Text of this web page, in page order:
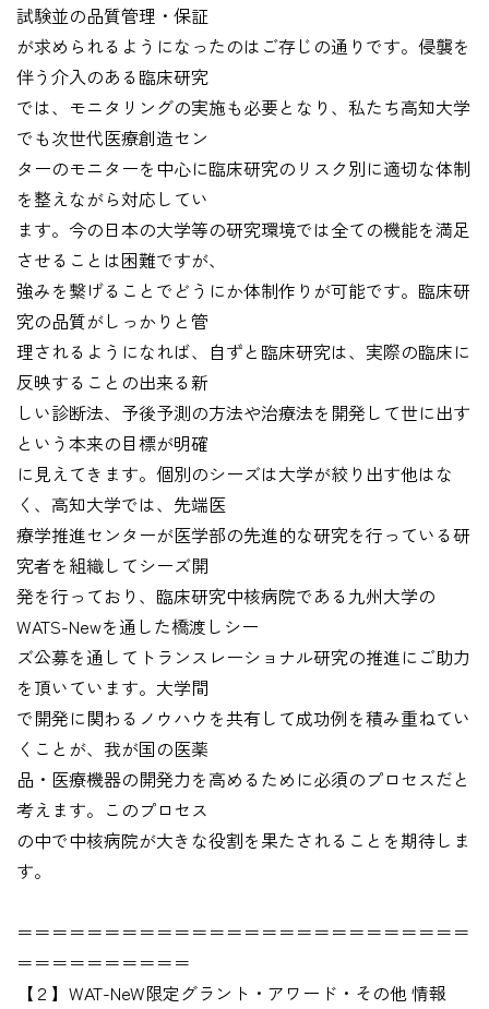
試験並の品質管理・保証
が求められるようになったのはご存じの通りです。侵襲を
伴う介入のある臨床研究
では、モニタリングの実施も必要となり、私たち高知大学
でも次世代医療創造セン
ターのモニターを中心に臨床研究のリスク別に適切な体制
を整えながら対応してい
ます。今の日本の大学等の研究環境では全ての機能を満足
させることは困難ですが、
強みを繋げることでどうにか体制作りが可能です。臨床研
究の品質がしっかりと管
理されるようになれば、自ずと臨床研究は、実際の臨床に
反映することの出来る新
しい診断法、予後予測の方法や治療法を開発して世に出す
という本来の目標が明確
に見えてきます。個別のシーズは大学が絞り出す他はな
く、高知大学では、先端医
療学推進センターが医学部の先進的な研究を行っている研
究者を組織してシーズ開
発を行っており、臨床研究中核病院である九州大学の
WATS-Newを通した橋渡しシー
ズ公募を通してトランスレーショナル研究の推進にご助力
を頂いています。大学間
で開発に関わるノウハウを共有して成功例を積み重ねてい
くことが、我が国の医薬
品・医療機器の開発力を高めるために必須のプロセスだと
考えます。このプロセス
の中で中核病院が大きな役割を果たされることを期待しま
す。
＝＝＝＝＝＝＝＝＝＝＝＝＝＝＝＝＝＝＝＝＝＝＝＝＝＝
＝＝＝＝＝＝＝＝＝＝
【２】WAT-NeW限定グラント・アワード・その他 情報